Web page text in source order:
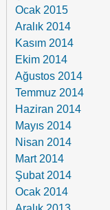
Ocak 2015
Aralık 2014
Kasım 2014
Ekim 2014
Ağustos 2014
Temmuz 2014
Haziran 2014
Mayıs 2014
Nisan 2014
Mart 2014
Şubat 2014
Ocak 2014